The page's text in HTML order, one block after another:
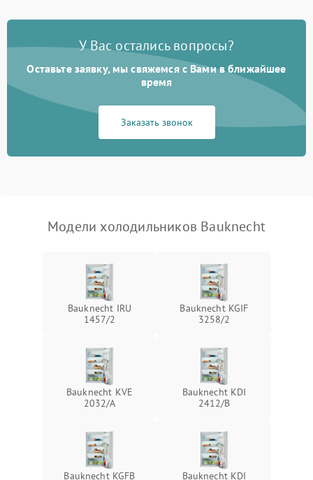
Образование конденсата
1800 ₽ Подробнее →
Сбой в работе инвертора
работе
2000 ₽ Подробнее →
У Вас остались вопросы?
Оставьте заявку, мы свяжемся с Вами в ближайшее
время
Заказать звонок
Модели холодильников Bauknecht
Bauknecht IRU
1457/2
Bauknecht KGIF
3258/2
Bauknecht KVE
2032/A
Bauknecht KDI
2412/B
Bauknecht KGFB
Bauknecht KDI